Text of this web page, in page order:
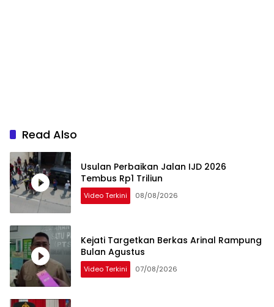
Read Also
Usulan Perbaikan Jalan IJD 2026
Tembus Rp1 Triliun
Video Terkini 08/08/2026
Kejati Targetkan Berkas Arinal Rampung
Bulan Agustus
Video Terkini 07/08/2026